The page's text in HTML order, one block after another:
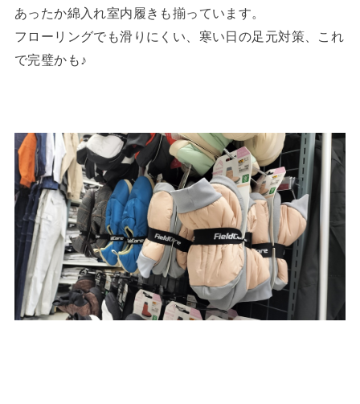
あったか綿入れ室内履きも揃っています。
フローリングでも滑りにくい、寒い日の足元対策、これ
で完璧かも♪